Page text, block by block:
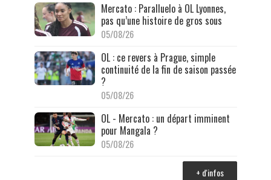
Mercato : Paralluelo à OL Lyonnes,
pas qu’une histoire de gros sous
05/08/26
OL : ce revers à Prague, simple
continuité de la fin de saison passée
?
05/08/26
OL - Mercato : un départ imminent
pour Mangala ?
05/08/26
+ d'infos